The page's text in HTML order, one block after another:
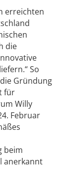
erreichten
die
So
Gründung
für
Willy
Februar
beim
anerkannt